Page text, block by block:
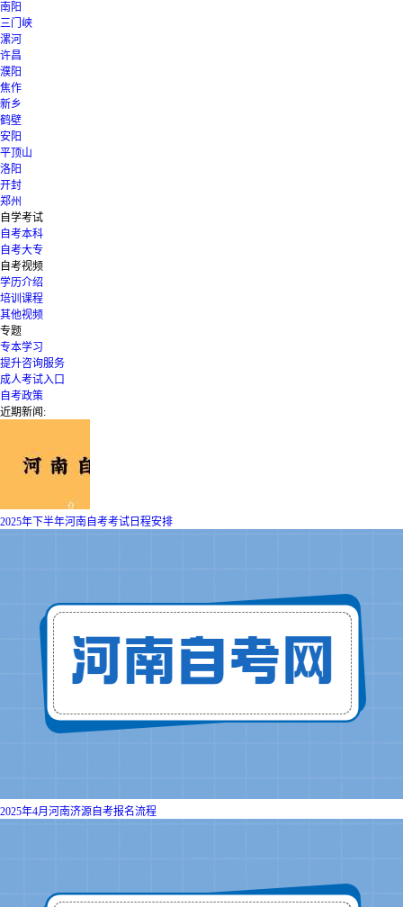
南阳
三门峡
漯河
许昌
濮阳
焦作
新乡
鹤壁
安阳
平顶山
洛阳
开封
郑州
自学考试
自考本科
自考大专
自考视频
学历介绍
培训课程
其他视频
专题
专本学习
提升咨询服务
成人考试入口
自考政策
近期新闻:
2025年下半年河南自考考试日程安排
2025年4月河南济源自考报名流程